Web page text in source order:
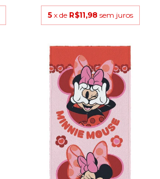
5 x de R$11,98 sem juros